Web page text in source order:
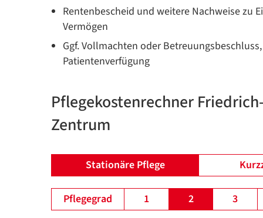
Rentenbescheid und weitere Nachweise zu
Vermögen
Ggf. Vollmachten oder Betreuungsbeschluss,
Patientenverfügung
Pflegekostenrechner
Zentrum
Stationäre Pflege
Pflegegrad 1 2 3